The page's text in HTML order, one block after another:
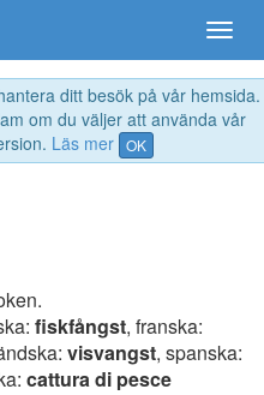
ditt besök på vår hemsida.
om du väljer att använda vår
Läs mer OK
fiskfångst, franska:
visvangst, spanska:
cattura di pesce